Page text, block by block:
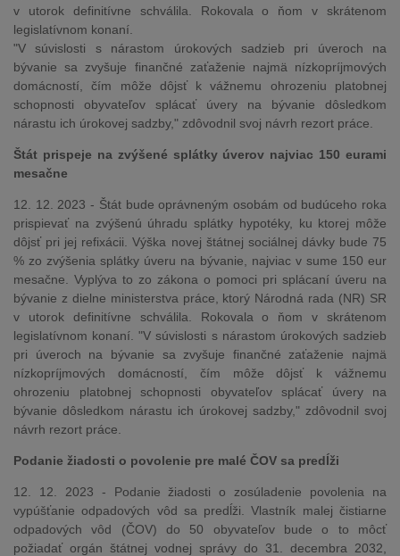
v utorok definitívne schválila. Rokovala o ňom v skrátenom
legislatívnom konaní.
"V súvislosti s nárastom úrokových sadzieb pri úveroch na
bývanie sa zvyšuje finančné zaťaženie najmä nízkopríjmových
domácností, čím môže dôjsť k vážnemu ohrozeniu platobnej
schopnosti obyvateľov splácať úvery na bývanie dôsledkom
nárastu ich úrokovej sadzby," zdôvodnil svoj návrh rezort práce.
Štát prispeje na zvýšené splátky úverov najviac 150 eurami
mesačne
12. 12. 2023 - Štát bude oprávneným osobám od budúceho roka
prispievať na zvýšenú úhradu splátky hypotéky, ku ktorej môže
dôjsť pri jej refixácii. Výška novej štátnej sociálnej dávky bude 75
% zo zvýšenia splátky úveru na bývanie, najviac v sume 150 eur
mesačne. Vyplýva to zo zákona o pomoci pri splácaní úveru na
bývanie z dielne ministerstva práce, ktorý Národná rada (NR) SR
v utorok definitívne schválila. Rokovala o ňom v skrátenom
legislatívnom konaní. "V súvislosti s nárastom úrokových sadzieb
pri úveroch na bývanie sa zvyšuje finančné zaťaženie najmä
nízkopríjmových domácností, čím môže dôjsť k vážnemu
ohrozeniu platobnej schopnosti obyvateľov splácať úvery na
bývanie dôsledkom nárastu ich úrokovej sadzby," zdôvodnil svoj
návrh rezort práce.
Podanie žiadosti o povolenie pre malé ČOV sa predĺži
12. 12. 2023 - Podanie žiadosti o zosúladenie povolenia na
vypúšťanie odpadových vôd sa predĺži. Vlastník malej čistiarne
odpadových vôd (ČOV) do 50 obyvateľov bude o to môcť
požiadať orgán štátnej vodnej správy do 31. decembra 2032,